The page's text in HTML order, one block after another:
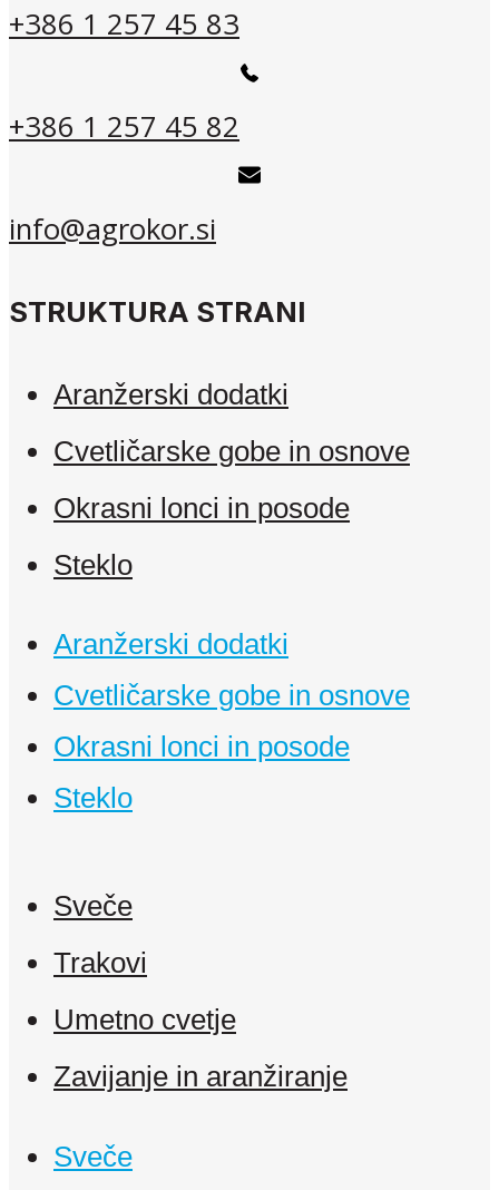
+386 1 257 45 83
+386 1 257 45 82
info@agrokor.si
STRUKTURA STRANI
Aranžerski dodatki
Cvetličarske gobe in osnove
Okrasni lonci in posode
Steklo
Aranžerski dodatki
Cvetličarske gobe in osnove
Okrasni lonci in posode
Steklo
Sveče
Trakovi
Umetno cvetje
Zavijanje in aranžiranje
Sveče